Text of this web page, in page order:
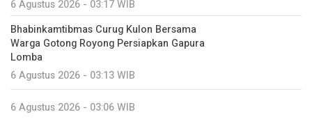
6 Agustus 2026 - 03:17 WIB
Bhabinkamtibmas Curug Kulon Bersama
Warga Gotong Royong Persiapkan Gapura
Lomba
6 Agustus 2026 - 03:13 WIB
6 Agustus 2026 - 03:06 WIB